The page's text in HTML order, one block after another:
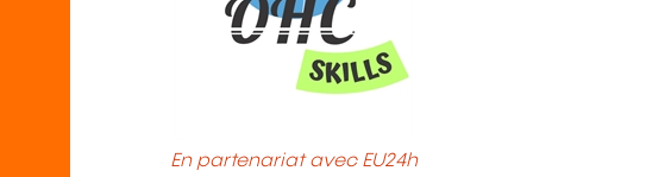
En partenariat avec EU24h